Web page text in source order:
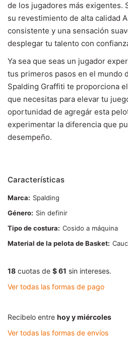
de los jugadores más exigentes.
su revestimiento de alta calidad
consistente y una sensación
desplegar tu talento con
Ya sea que seas un jugador
tus primeros pasos en el mundo
Spalding Graffiti te proporciona
que necesitas para elevar tu
oportunidad de agregár esta
experimentar la diferencia que
desempeño.
Características
Marca
Spalding
Género
Sin definir
Tipo de costura
Cosido a máquina
Material de la pelota de Basket
18 cuotas de $ 61 sin intereses.
Ver todas las formas de pago
Recibelo entre hoy y miércoles
Ver todas las formas de envíos